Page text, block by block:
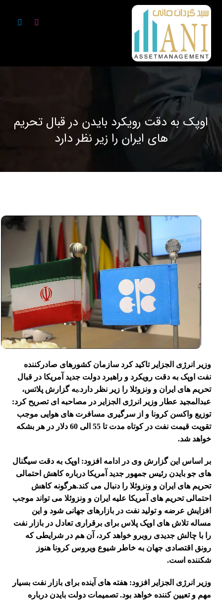
اوپک به دقت رویکرد بایدن در قبال تحریم
های ایران را زیر نظر دارد
وزیر انرژی الجزایر تاکید کرد سازمان کشورهای صادرکننده
نفت اوپک به دقت رویکرد و راهبرد دولت جدید آمریکا در قبال
تحریم های ایران و ونزوئلا را زیر نظر دارد.به گزارش پلاتس،
عبدالمجید عطار وزیر انرژی الجزایر در مصاحبه ای تصریح کرد:
توزیع واکسن کرونا و از سرگیری مسافرت های هوایی موجب
تقویت قیمت نفت در کوتاه مدت تا 55 الی 60 دلار در هر بشکه
خواهد شد.
بر اساس این گزارش وی در ادامه افزود: اوپک به دقت سیگنال
های جو بایدن رئیس جمهور جدید آمریکا درباره کاهش احتمالی
تحریم های ایران و ونزوئلا را دنبال می کند.هرگونه کاهش
احتمالی تحریم های آمریکا علیه ایران و ونزوئلا می تواند موجب
افزایش عرضه و تولید نفت در بازارهای جهانی شود و این
مساله تلاش های اوپک پلاس برای برقراری تعادل در بازار نفت
را با چالش جدیدی روبرو خواهد کرد، آن هم در شرایطی که
رونق اقتصادی جهان به خاطر شیوع ویروس کرونا هنوز
شکننده است.
وزیر انرژی الجزایر افزود: هفته های آینده برای بازار نفت بسیار
مهم و تعیین کننده خواهد بود. تصمیمات دولت بایدن درباره